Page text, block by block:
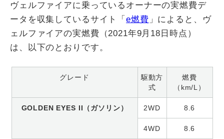
ヴェルファイアに乗っているオーナーの実燃費デ
ータを収集しているサイト「e燃費 」によると、ヴ
ェルファイアの実燃費（2021年9月18日時点）
は、以下のとおりです。
グレード
駆動方
式
燃費
（km/L）
GOLDEN EYES II（ガソリン） 2WD 8.6
4WD 8.6